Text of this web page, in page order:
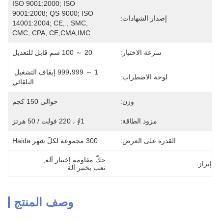
إصدار الشهادات:
ISO 9001:2000; ISO
9001:2008; QS-9000; ISO
14001:2004; CE, , SMC,
CMC, CPA, CE,CMA,IMC
سرعة الاختبار: 20 ～ 100 سم قابل للتعديل
لوحة الاضطراب:
التلقائي
وزن: حوالي 150 كجم
مزود الطاقة: 1∮ ، 220 فولت / 50 هرتز
القدرة على العرض: 300 مجموعة لكلّ شهر Haida
إبراز: حكّ مقاومة إختبار آلة
تعب يختبر آلة
وصف المنتج